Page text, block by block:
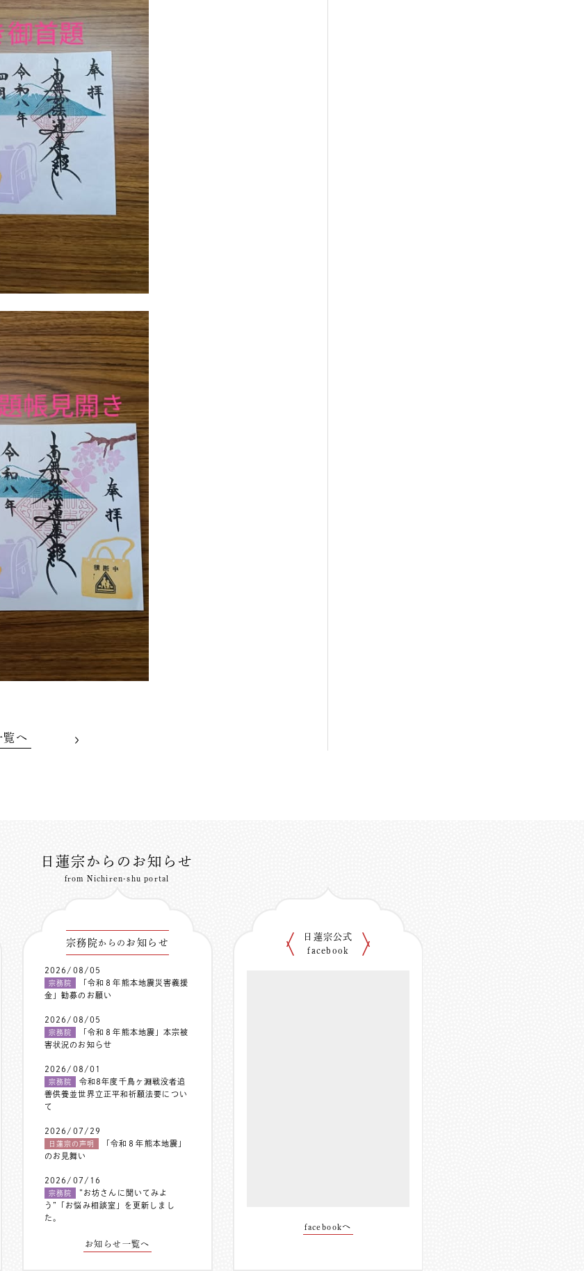
覧へ
日蓮宗からのお知らせ
from Nichiren-shu portal
宗務院からの お知らせ
2026/08/05
宗務院
「令和８年熊本地震災害義援
金」勧募のお願い
2026/08/05
宗務院
「令和８年熊本地震」本宗被
害状況のお知らせ
2026/08/01
宗務院
令和8年度千鳥ヶ淵戦没者追
善供養並世界立正平和祈願法要につい
て
2026/07/29
日蓮宗の声明
「令和８年熊本地震」
のお見舞い
2026/07/16
宗務院
”お坊さんに聞いてみよ
う”「お悩み相談室」を更新しまし
た。
お知らせ一覧へ
日蓮宗公式
facebook
facebookへ